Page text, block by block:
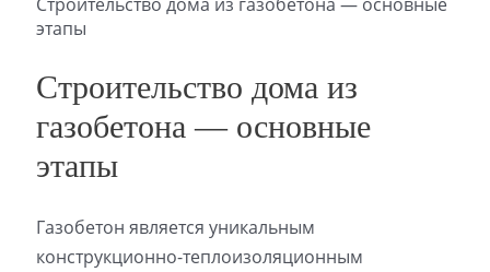
этапы
Строительство дома из
газобетона — основные
этапы
Газобетон является уникальным
конструкционно-теплоизоляционным